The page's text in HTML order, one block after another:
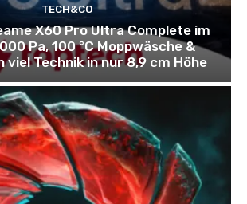
TECH&CO
X60 Pro Ultra Complete im
Pa, 100 °C Moppwäsche &
viel Technik in nur 8,9 cm Höhe